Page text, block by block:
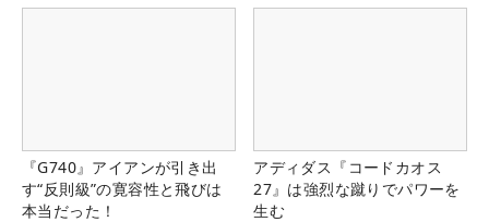
『G740』アイアンが引き出
す“反則級”の寛容性と飛びは
本当だった！
アディダス『コードカオス
27』は強烈な蹴りでパワーを
生む